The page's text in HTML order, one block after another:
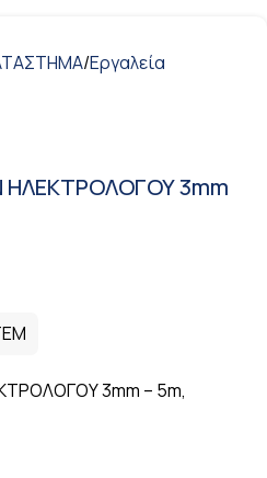
/Εργαλεία
ΗΛΕΚΤΡΟΛΟΓΟΥ 3mm
3mm – 5m,